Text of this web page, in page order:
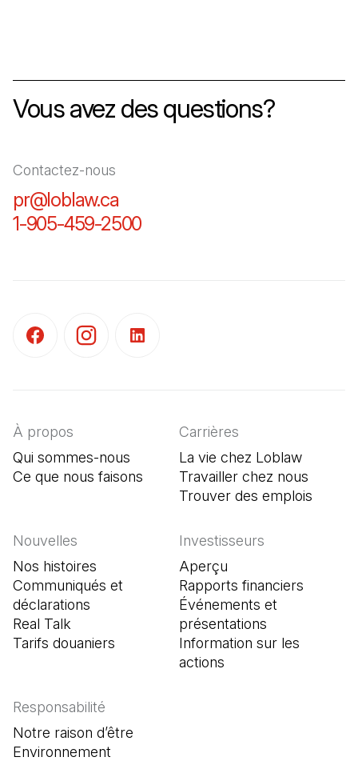
Vous avez des questions?
Contactez-nous
pr@loblaw.ca
1-905-459-2500
À propos
Qui sommes-nous
Ce que nous faisons
Carrières
La vie chez Loblaw
Travailler chez nous
Trouver des emplois
Nouvelles
Nos histoires
Communiqués et
déclarations
Real Talk
Tarifs douaniers
Investisseurs
Aperçu
Rapports financiers
Événements et
présentations
Information sur les
actions
Responsabilité
Notre raison d’être
Environnement